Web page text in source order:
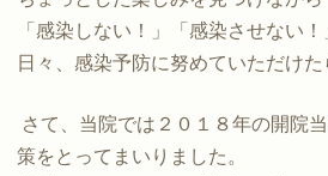
「感染しない！」「感染させない！
日々、感染予防に努めていただけた
さて、当院では２０１８年の開院
策をとってまいりました。